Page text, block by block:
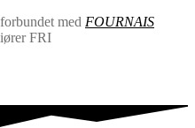
med FOURNAIS
FRI